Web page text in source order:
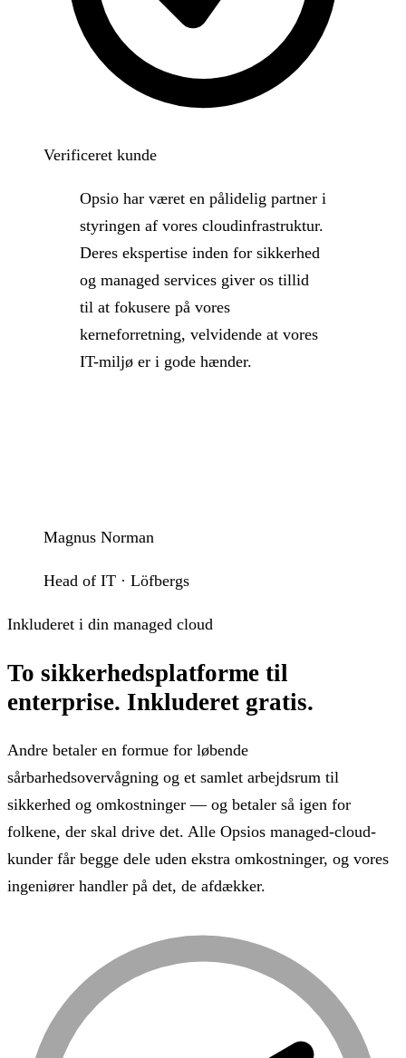
Verificeret kunde
Opsio har været en pålidelig partner i
styringen af vores cloudinfrastruktur.
Deres ekspertise inden for sikkerhed
og managed services giver os tillid
til at fokusere på vores
kerneforretning, velvidende at vores
IT-miljø er i gode hænder.
Magnus Norman
Head of IT · Löfbergs
Inkluderet i din managed cloud
To sikkerhedsplatforme til
enterprise. Inkluderet gratis.
Andre betaler en formue for løbende
sårbarhedsovervågning og et samlet arbejdsrum til
sikkerhed og omkostninger — og betaler så igen for
folkene, der skal drive det. Alle Opsios managed-cloud-
kunder får begge dele uden ekstra omkostninger, og vores
ingeniører handler på det, de afdækker.